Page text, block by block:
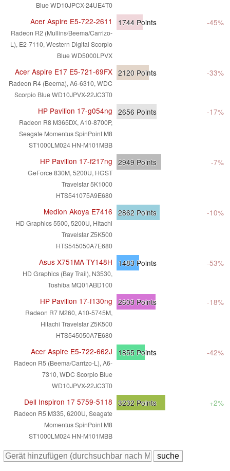
Blue WD10JPCX-24UE4T0
Acer Aspire E5-722-2611
Radeon R2 (Mullins/Beema/Carrizo-
L), E2-7110, Western Digital Scorpio
Blue WD5000LPVX
1744 Points -45%
Acer Aspire E17 E5-721-69FX
Radeon R4 (Beema), A6-6310, WDC
Scorpio Blue WD10JPVX-22JC3T0
2120 Points -33%
HP Pavilion 17-g054ng
Radeon R8 M365DX, A10-8700P,
Seagate Momentus SpinPoint M8
ST1000LM024 HN-M101MBB
2656 Points -17%
HP Pavilion 17-f217ng
GeForce 830M, 5200U, HGST
Travelstar 5K1000
HTS541075A9E680
2949 Points -7%
Medion Akoya E7416
HD Graphics 5500, 5200U, Hitachi
Travelstar Z5K500
HTS545050A7E680
2862 Points -10%
Asus X751MA-TY148H
HD Graphics (Bay Trail), N3530,
Toshiba MQ01ABD100
1483 Points -53%
HP Pavilion 17-f130ng
Radeon R7 M260, A10-5745M,
Hitachi Travelstar Z5K500
HTS545050A7E680
2603 Points -18%
Acer Aspire E5-722-662J
Radeon R5 (Beema/Carrizo-L), A6-
7310, WDC Scorpio Blue
WD10JPVX-22JC3T0
1855 Points -42%
Dell Inspiron 17 5759-5118
Radeon R5 M335, 6200U, Seagate
Momentus SpinPoint M8
ST1000LM024 HN-M101MBB
3232 Points +2%